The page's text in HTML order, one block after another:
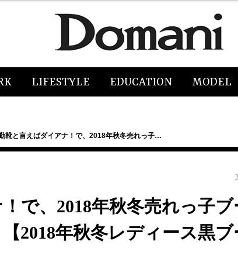
LIFESTYLE EDUCATION MODEL
靴と言えばダイアナ！で、2018年秋冬売れっ子…
で、2018年秋冬売れっ子ブ
2018年秋冬レディース黒ブ